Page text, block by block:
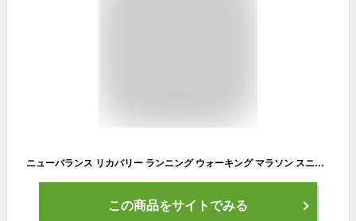
ニューバランス リカバリー ランニング ウォーキング マラソン スニーカー フレッシュフォーム new balance Fresh Foam RCVRY N4 レディース メンズ NAVY 歩きやすい 履きやすい
この商品をサイトでみる